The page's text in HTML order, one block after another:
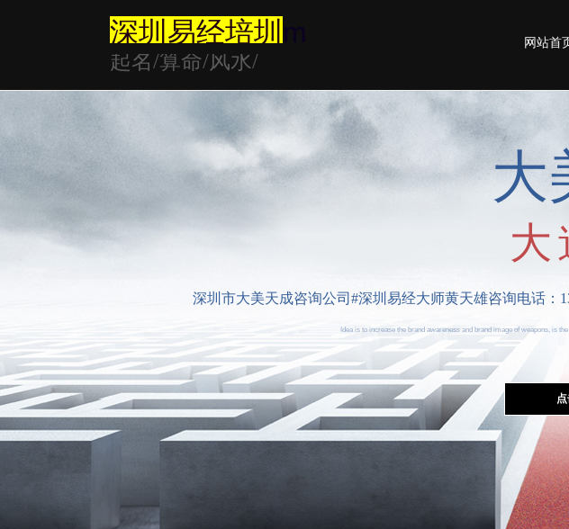
大
大
深圳市大美天成咨询公司#深圳易经大师黄天雄咨询电话：
Idea is to increase the brand awareness and brand image of weapons, is
网站首
起名/算命/风水/
深圳易经培圳